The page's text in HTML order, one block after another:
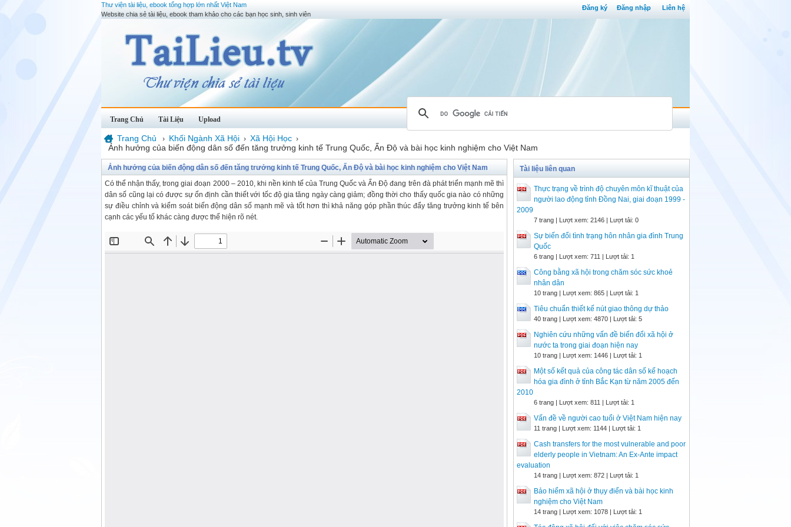
Đăng ký Đăng nhập Liên hệ
Thư viện tài liệu, ebook tổng hợp lớn nhất Việt Nam
Website chia sẻ tài liệu, ebook tham khảo cho các bạn học sinh, sinh viên
Trang Chủ Tài Liệu Upload
Trang Chủ › Khối Ngành Xã Hội › Xã Hội Học ›
Ảnh hưởng của biến động dân số đến tăng trưởng kinh tế Trung Quốc, Ấn Độ và bài học kinh nghiệm cho Việt Nam
Ảnh hưởng của biến động dân số đến tăng trưởng kinh tế Trung Quốc, Ấn Độ và bài học kinh nghiệm cho Việt Nam
Có thể nhận thấy, trong giai đoạn 2000 – 2010, khi nền kinh tế của Trung Quốc và Ấn Độ đang trên đà phát triển mạnh mẽ thì
dân số cũng lại có được sự ổn định cần thiết với tốc độ gia tăng ngày càng giảm; đồng thời cho thấy quốc gia nào có những
sự điều chỉnh và kiểm soát biến động dân số mạnh mẽ và tốt hơn thì khả năng góp phần thúc đẩy tăng trưởng kinh tế bên
cạnh các yếu tố khác càng được thể hiện rõ nét.
Tài liệu liên quan
Thực trạng về trình độ chuyên môn kĩ thuật của
người lao động tỉnh Đồng Nai, giai đoạn 1999 -
2009
7 trang | Lượt xem: 2146 | Lượt tải: 0
Sự biến đổi tình trạng hôn nhân gia đình Trung
Quốc
6 trang | Lượt xem: 711 | Lượt tải: 1
Công bằng xã hội trong chăm sóc sức khoẻ
nhân dân
10 trang | Lượt xem: 865 | Lượt tải: 1
Tiêu chuẩn thiết kế nút giao thông dự thảo
40 trang | Lượt xem: 4870 | Lượt tải: 5
Nghiên cứu những vấn đề biến đổi xã hội ở
nước ta trong giai đoạn hiện nay
10 trang | Lượt xem: 1446 | Lượt tải: 1
Một số kết quả của công tác dân số kế hoạch
hóa gia đình ở tỉnh Bắc Kạn từ năm 2005 đến
2010
6 trang | Lượt xem: 811 | Lượt tải: 1
Vấn đề về người cao tuổi ở Việt Nam hiện nay
11 trang | Lượt xem: 1144 | Lượt tải: 1
Cash transfers for the most vulnerable and poor
elderly people in Vietnam: An Ex-Ante impact
evaluation
14 trang | Lượt xem: 872 | Lượt tải: 1
Bảo hiểm xã hội ở thụy điển và bài học kinh
nghiệm cho Việt Nam
14 trang | Lượt xem: 1078 | Lượt tải: 1